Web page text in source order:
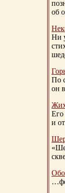
об
Ни
По
он
Его
и